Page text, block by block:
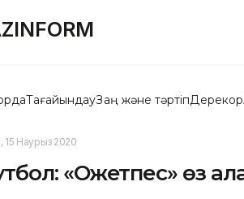
ТағайындауЗаң және тәртіпДерекқор
15 Наурыз 2020
«Оқжетпес» өз